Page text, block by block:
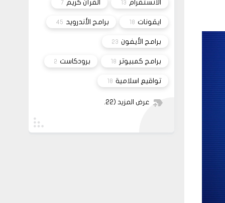
عبر الفيسبوك او انستغرام أو
الانستقرام 13 القرآن كريم 7
ايقونات 18 برامج الأندرويد 45
برامج الأيفون 23
برامج كمبيوتر 18 برودكاست 2
تواقيع اسلامية 18
عرض المزيد (22)